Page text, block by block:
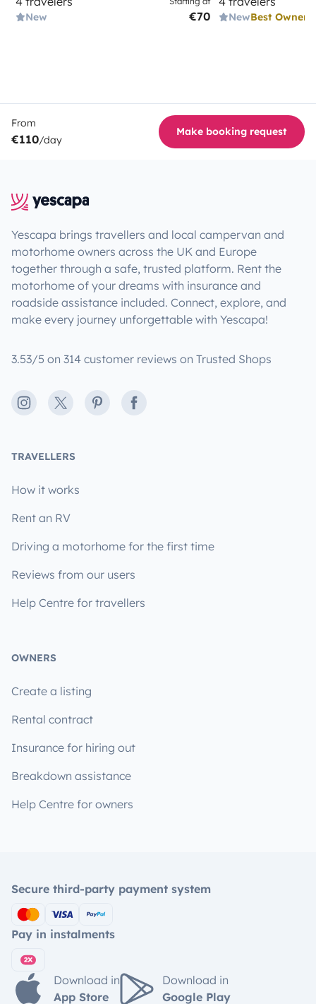
New €70 NewBest Owner
From
€110/day
Make booking request
Yescapa brings travellers and local campervan and
motorhome owners across the UK and Europe
together through a safe, trusted platform. Rent the
motorhome of your dreams with insurance and
roadside assistance included. Connect, explore, and
make every journey unforgettable with Yescapa!
3.53/5 on 314 customer reviews on Trusted Shops
Instagram
X PinterestFacebook
TRAVELLERS
How it works
Rent an RV
Driving a motorhome for the first time
Reviews from our users
Help Centre for travellers
OWNERS
Create a listing
Rental contract
Insurance for hiring out
Breakdown assistance
Help Centre for owners
Secure third-party payment system
Pay in instalments
Download in
App Store
Download in
Google Play